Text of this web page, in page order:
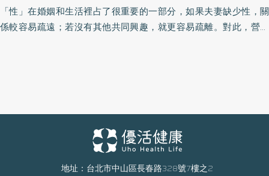
「性」在婚姻和生活裡占了很重要的一部分，如果夫妻缺少性，關
係較容易疏遠；若沒有其他共同興趣，就更容易疏離。對此，營養
地址：台北市中山區長春路328號7樓之2